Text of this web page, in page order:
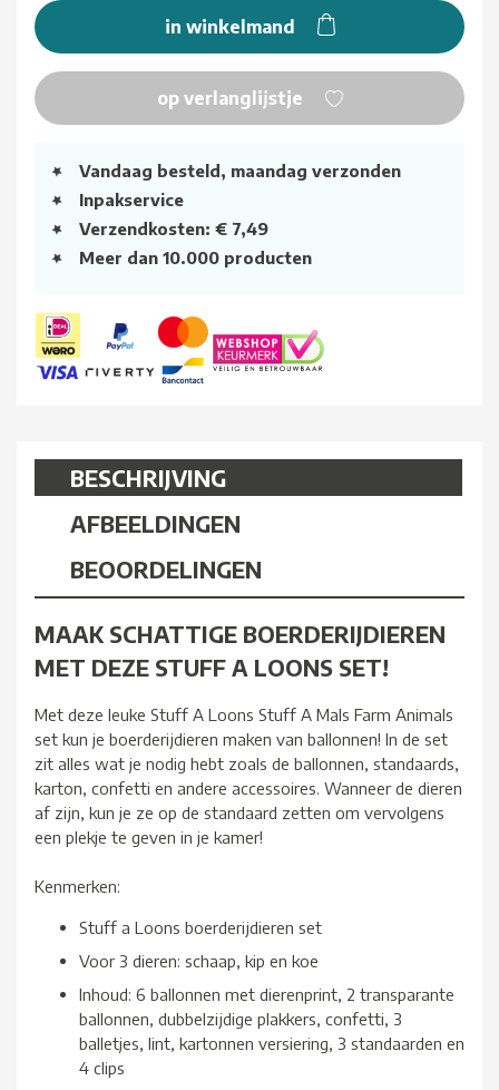
in winkelmand
op verlanglijstje
Vandaag besteld, maandag verzonden
Inpakservice
Verzendkosten: € 7,49
Meer dan 10.000 producten
BESCHRIJVING
AFBEELDINGEN
BEOORDELINGEN
MAAK SCHATTIGE BOERDERIJDIEREN
MET DEZE STUFF A LOONS SET!
Met deze leuke Stuff A Loons Stuff A Mals Farm Animals
set kun je boerderijdieren maken van ballonnen! In de set
zit alles wat je nodig hebt zoals de ballonnen, standaards,
karton, confetti en andere accessoires. Wanneer de dieren
af zijn, kun je ze op de standaard zetten om vervolgens
een plekje te geven in je kamer!
Kenmerken:
Stuff a Loons boerderijdieren set
Voor 3 dieren: schaap, kip en koe
Inhoud: 6 ballonnen met dierenprint, 2 transparante
ballonnen, dubbelzijdige plakkers, confetti, 3
balletjes, lint, kartonnen versiering, 3 standaarden en
4 clips